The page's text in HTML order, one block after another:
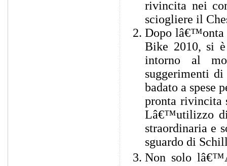
rivincita nei
sciogliere il
Dopo lâ€™onta
Bike 2010, si
intorno al
suggerimenti
badato a spese
pronta rivincita
Lâ€™utilizzo di
straordinaria e
sguardo di
Non solo